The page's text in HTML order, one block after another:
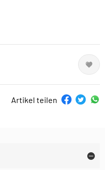
Artikel teilen